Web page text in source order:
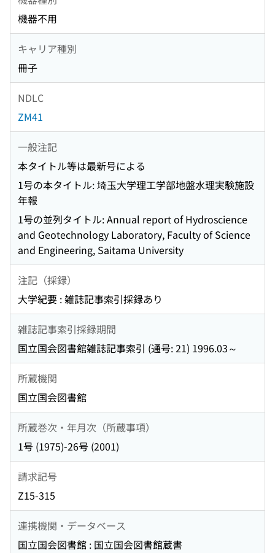
機器不用
キャリア種別
冊子
NDLC
ZM41
一般注記
本タイトル等は最新号による
1号の本タイトル: 埼玉大学理工学部地盤水理実験施設
年報
1号の並列タイトル: Annual report of Hydroscience
and Geotechnology Laboratory, Faculty of Science
and Engineering, Saitama University
注記（採録）
大学紀要 : 雑誌記事索引採録あり
雑誌記事索引採録期間
国立国会図書館雑誌記事索引 (通号: 21) 1996.03～
所蔵機関
国立国会図書館
所蔵巻次・年月次（所蔵事項）
1号 (1975)-26号 (2001)
請求記号
Z15-315
連携機関・データベース
国立国会図書館 : 国立国会図書館蔵書